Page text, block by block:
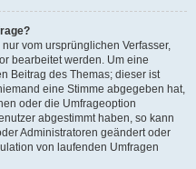
vom ursprünglichen Verfasser,
bearbeitet werden. Um eine
Beitrag des Themas; dieser ist
eine Stimme abgegeben hat,
oder die Umfrageoption
abgestimmt haben, so kann
Administratoren geändert oder
von laufenden Umfragen